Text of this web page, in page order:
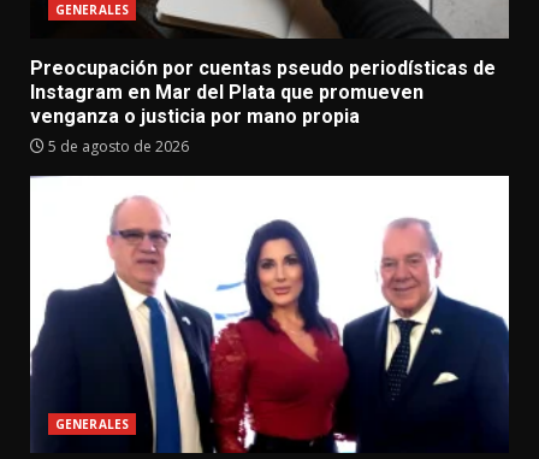
GENERALES
Preocupación por cuentas pseudo periodísticas de
Instagram en Mar del Plata que promueven
venganza o justicia por mano propia
5 de agosto de 2026
GENERALES